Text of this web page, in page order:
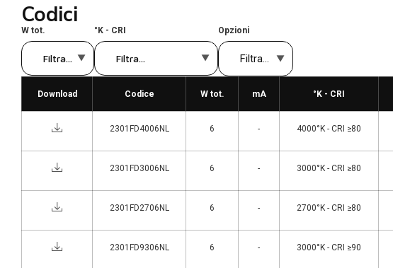
Codici
W tot. °K - CRI Opzioni
Download Codice W tot. mA °K - CRI
2301FD4006NL 6 - 4000°K - CRI ≥80
2301FD3006NL 6 - 3000°K - CRI ≥80
2301FD2706NL 6 - 2700°K - CRI ≥80
2301FD9306NL 6 - 3000°K - CRI ≥90